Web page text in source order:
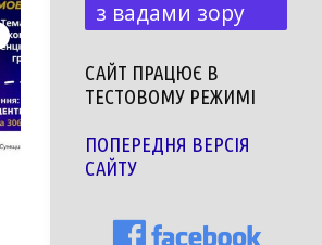
з вадами зору
САЙТ ПРАЦЮЄ В
ТЕСТОВОМУ РЕЖИМІ
ПОПЕРЕДНЯ ВЕРСІЯ
САЙТУ